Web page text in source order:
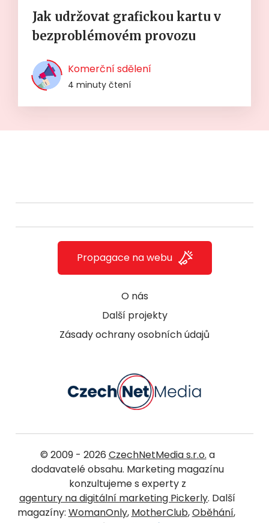
Jak udržovat grafickou kartu v
bezproblémovém provozu
Komerční sdělení
4 minuty čtení
O nás
Další projekty
Zásady ochrany osobních údajů
Propagace na webu
© 2009 - 2026 CzechNetMedia s.r.o. a
dodavatelé obsahu. Marketing magazínu
konzultujeme s experty z
agentury na digitální marketing Pickerly. Další
magazíny: WomanOnly, MotherClub,Oběhání,